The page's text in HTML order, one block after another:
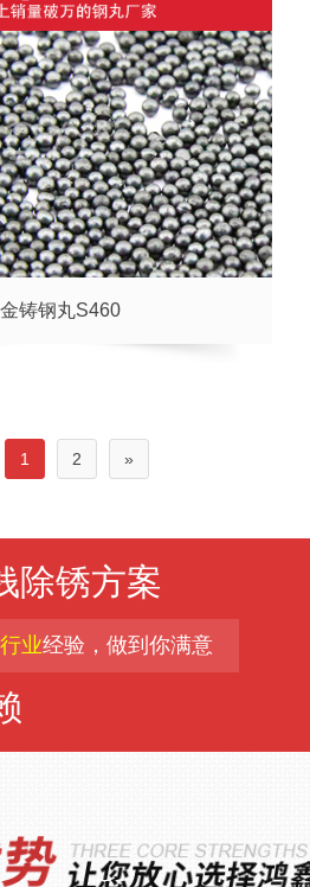
铸钢丸S460
1 2 »
除锈方案
业经验，做到你满意